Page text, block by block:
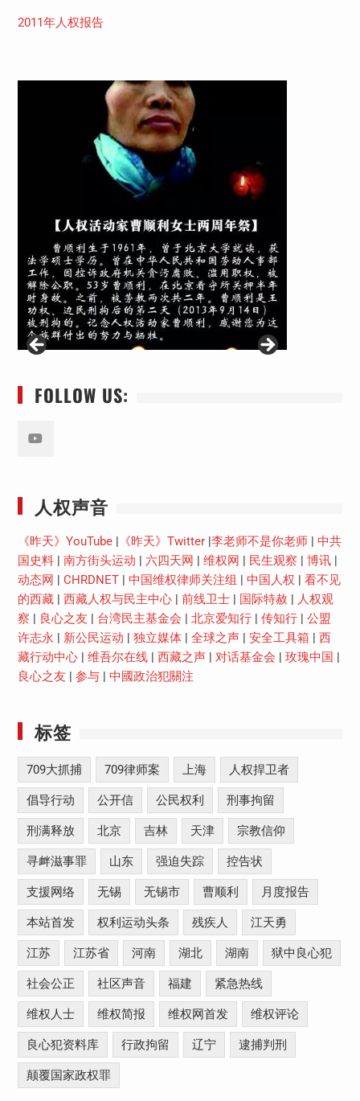
2011年人权报告
FOLLOW US:
人权声音
《昨天》YouTube| 《昨天》Twitter| 李老师不是你老师| 中共
国史料| 南方街头运动 六四天网 维权网 民生观察 博讯|
动态网
CHRDNET| 中国维权律师关注组 中国人权
看不见
的西藏| 西藏人权与民主中心| 前线卫士| 国际特赦
人权观
察
良心之友 台湾民主基金会 北京爱知行| 传知行| 公盟
许志永
新公民运动 独立媒体| 全球之声| 安全工具箱
西
藏行动中心| 维吾尔在线| 西藏之声| 对话基金会 玫瑰中国
良心之友
参与| 中國政治犯關注
标签
709大抓捕 709律师案 上海 人权捍卫者
倡导行动 公开信 公民权利 刑事拘留
刑满释放 北京 吉林 天津 宗教信仰
寻衅滋事罪 山东 强迫失踪 控告状
支援网络 无锡 无锡市 曹顺利 月度报告
本站首发 权利运动头条 残疾人 江天勇
江苏 江苏省 河南 湖北 湖南 狱中良心犯
社会公正 社区声音 福建 紧急热线
维权人士 维权简报 维权网首发 维权评论
良心犯资料库 行政拘留 辽宁 逮捕判刑
颠覆国家政权罪